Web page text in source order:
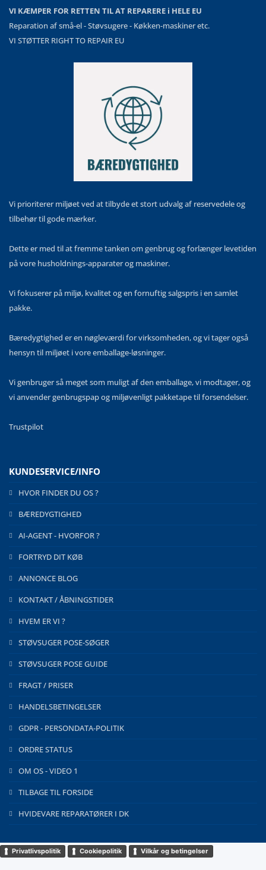
VI KÆMPER FOR RETTEN TIL AT REPARERE i HELE EU
Reparation af små-el - Støvsugere - Køkken-maskiner etc.
VI STØTTER RIGHT TO REPAIR EU
Vi prioriterer miljøet ved at tilbyde et stort udvalg af reservedele og
tilbehør til gode mærker.
Dette er med til at fremme tanken om genbrug og forlænger levetiden
på vore husholdnings-apparater og maskiner.
Vi fokuserer på miljø, kvalitet og en fornuftig salgspris i en samlet
pakke.
Bæredygtighed er en nøgleværdi for virksomheden, og vi tager også
hensyn til miljøet i vore emballage-løsninger.
Vi genbruger så meget som muligt af den emballage, vi modtager, og
vi anvender genbrugspap og miljøvenligt pakketape til forsendelser.
Trustpilot
KUNDESERVICE/INFO
HVOR FINDER DU OS ?
BÆREDYGTIGHED
AI-AGENT - HVORFOR ?
FORTRYD DIT KØB
ANNONCE BLOG
KONTAKT / ÅBNINGSTIDER
HVEM ER VI ?
STØVSUGER POSE-SØGER
STØVSUGER POSE GUIDE
FRAGT / PRISER
HANDELSBETINGELSER
GDPR - PERSONDATA-POLITIK
ORDRE STATUS
OM OS - VIDEO 1
TILBAGE TIL FORSIDE
HVIDEVARE REPARATØRER I DK
Privatlivspolitik Cookiepolitik Vilkår og betingelser